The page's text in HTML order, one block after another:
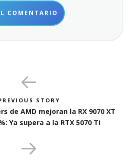
STORY
de AMD mejoran la RX 9070 XT
Ya supera a la RTX 5070 Ti